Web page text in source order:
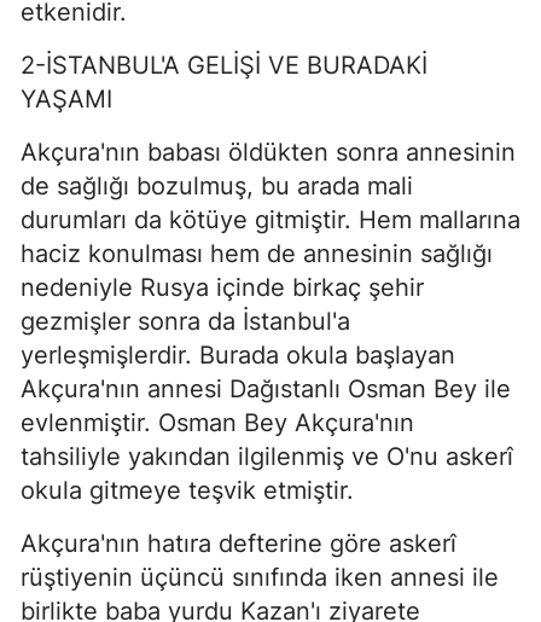
etkenidir.
2-İSTANBUL'A GELİŞİ VE BURADAKİ
YAŞAMI
Akçura'nın babası öldükten sonra annesinin
de sağlığı bozulmuş, bu arada mali
durumları da kötüye gitmiştir. Hem mallarına
haciz konulması hem de annesinin sağlığı
nedeniyle Rusya içinde birkaç şehir
gezmişler sonra da İstanbul'a
yerleşmişlerdir. Burada okula başlayan
Akçura'nın annesi Dağıstanlı Osman Bey ile
evlenmiştir. Osman Bey Akçura'nın
tahsiliyle yakından ilgilenmiş ve O'nu askerî
okula gitmeye teşvik etmiştir.
Akçura'nın hatıra defterine göre askerî
rüştiyenin üçüncü sınıfında iken annesi ile
birlikte baba yurdu Kazan'ı ziyarete